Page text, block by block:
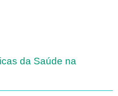
da Saúde na